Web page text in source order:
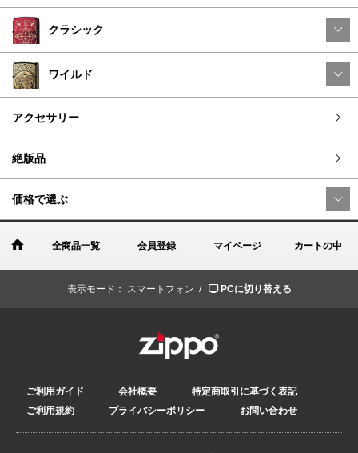
クラシック
ワイルド
アクセサリー
絶版品
価格で選ぶ
全商品一覧 会員登録 マイページ カートの中
表示モード： スマートフォン / PCに切り替える
ご利用ガイド 会社概要
特定商取引に基づく表記
ご利用規約
プライバシーポリシー お問い合わせ